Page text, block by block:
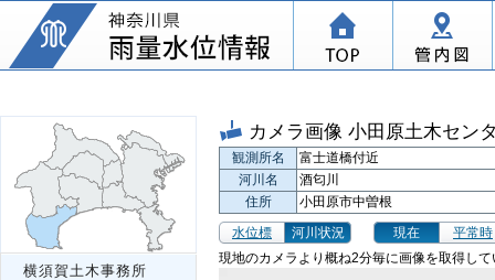
横須賀土木事務所
カメラ画像 小田原土木セン
観測所名
富士道橋付近
河川名
酒匂川
住所
小田原市中曽根
水位標
河川状況 現在
平常時
現地のカメラより概ね2分毎に画像を取得し